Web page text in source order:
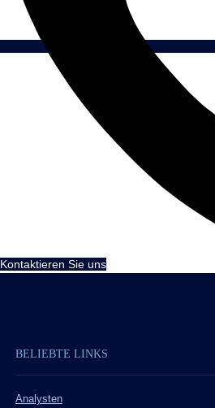
Kontaktieren Sie uns
BELIEBTE LINKS
Analysten